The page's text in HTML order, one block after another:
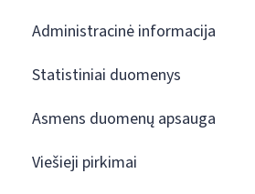
Administracinė informacija
Statistiniai duomenys
Asmens duomenų apsauga
Viešieji pirkimai